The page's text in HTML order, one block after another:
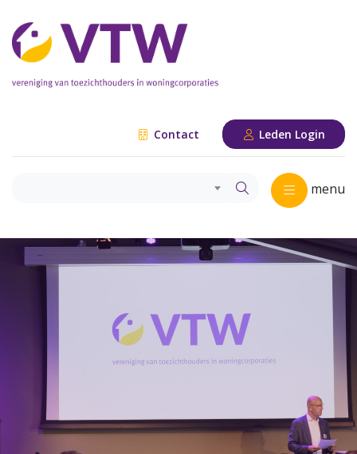
Contact Leden Login
menu